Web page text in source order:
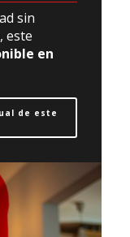
sin
este
en
de este